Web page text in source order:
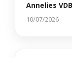
Annelies
10/07/2026